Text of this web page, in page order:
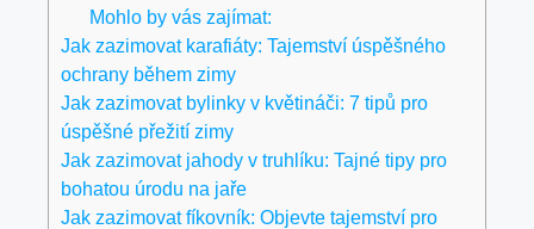
Mohlo by vás zajímat:
Jak zazimovat karafiáty: Tajemství úspěšného
ochrany během zimy
Jak zazimovat bylinky v květináči: 7 tipů pro
úspěšné přežití zimy
Jak zazimovat jahody v truhlíku: Tajné tipy pro
bohatou úrodu na jaře
Jak zazimovat fíkovník: Objevte tajemství pro